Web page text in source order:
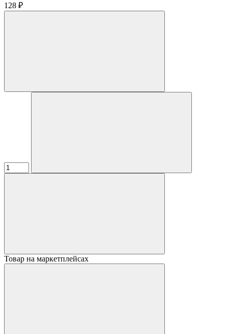
128 ₽
Товар на маркетплейсах